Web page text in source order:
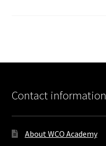
Contact information
About WCO Academy